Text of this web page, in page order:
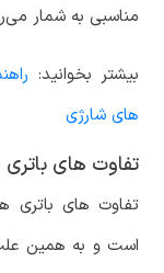
مناسبی به شمار
بیشتر بخوانید:
های شارژی
تفاوت های
تفاوت های باتری
است و به همین علت